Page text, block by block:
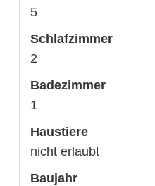
5
Schlafzimmer
2
Badezimmer
1
Haustiere
nicht erlaubt
Baujahr